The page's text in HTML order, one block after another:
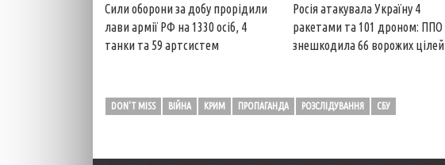
Сили оборони за добу прорідили
лави армії РФ на 1330 осіб, 4
танки та 59 артсистем
Росія атакувала Україну 4
ракетами та 101 дроном: ППО
знешкодила 66 ворожих цілей
DON'T MISS ВІЙНА КРИМ ПРОПАГАНДА РОЗСЛІДУВАННЯ СБУ